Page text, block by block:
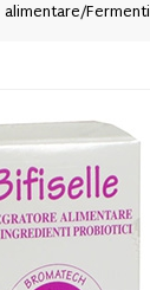
/Fermenti